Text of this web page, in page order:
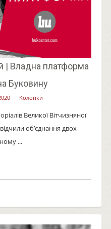
| Владна платформа
Буковину
Колонки
Великої Вітчизняної
об’єднання двох
...